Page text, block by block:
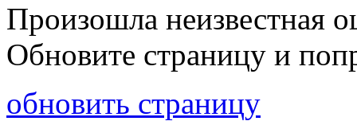
Произошла неизвестная
Обновите страницу и
обновить страницу